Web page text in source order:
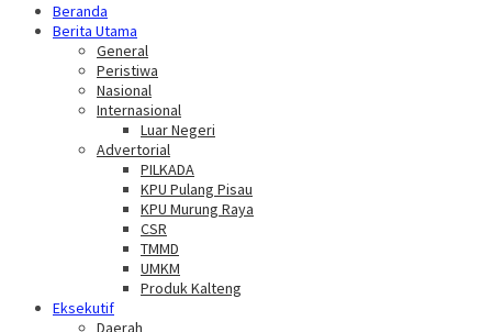
Beranda
Berita Utama
General
Peristiwa
Nasional
Internasional
Luar Negeri
Advertorial
PILKADA
KPU Pulang Pisau
KPU Murung Raya
CSR
TMMD
UMKM
Produk Kalteng
Eksekutif
Daerah